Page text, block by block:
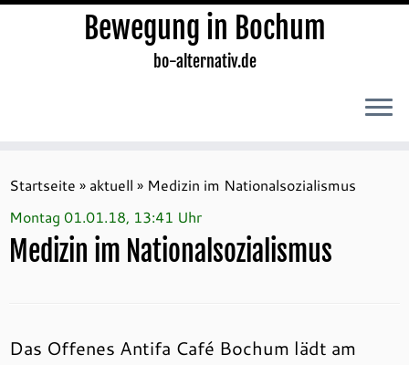
Inhalt
springen
Bewegung in Bochum
bo-alternativ.de
Startseite » aktuell » Medizin im Nationalsozialismus
Montag 01.01.18, 13:41 Uhr
Medizin im Nationalsozialismus
Das Offenes Antifa Café Bochum lädt am